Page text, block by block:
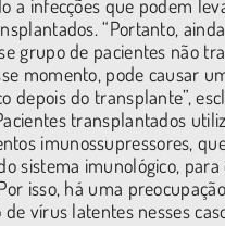
a infecções que podem
“Portanto,
grupo de pacientes não
momento, pode causar
depois do transplante”,
transplantados
imunossupressores,
sistema imunológico,
isso, há uma
de vírus latentes nesses